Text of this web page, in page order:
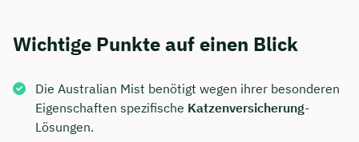
Wichtige Punkte auf einen Blick
Die Australian Mist benötigt wegen ihrer besonderen
Eigenschaften spezifische Katzenversicherung-
Lösungen.